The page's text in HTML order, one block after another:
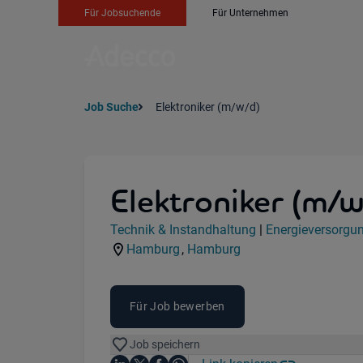
Für Jobsuchende Für Unternehmen
Job Suche Elektroniker (m/w/d)
Elektroniker (m/
Jobdetails
Kategorie:
Technik & Instandhaltung |
Industry:
Standorte:
Hamburg ,
Region:
Hamburg
Für Job bewerben
Job speichern